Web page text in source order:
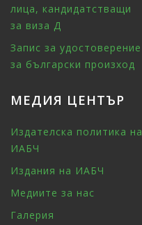
лица, кандидатстващи
за виза Д
Запис за удостоверение
за български произход
МЕДИЯ ЦЕНТЪР
Издателска политика на
ИАБЧ
Издания на ИАБЧ
Медиите за нас
Галерия